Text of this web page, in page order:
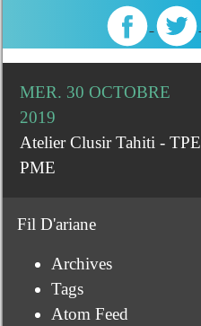
MER. 30 OCTOBRE
2019
Atelier Clusir Tahiti - TPE
PME
Fil D'ariane
Archives
Tags
Atom Feed